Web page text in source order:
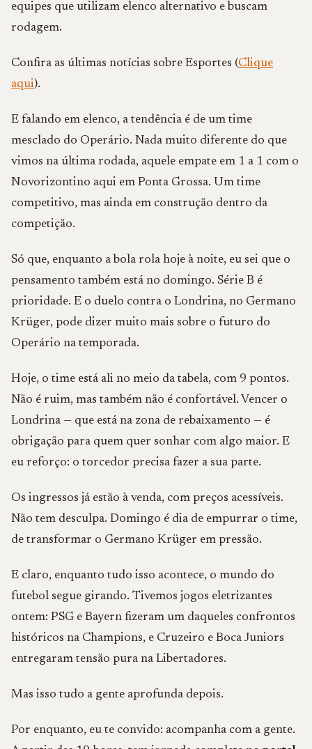
equipes que utilizam elenco alternativo e buscam
rodagem.
Confira as últimas notícias sobre Esportes (Clique
aqui).
E falando em elenco, a tendência é de um time
mesclado do Operário. Nada muito diferente do que
vimos na última rodada, aquele empate em 1 a 1 com o
Novorizontino aqui em Ponta Grossa. Um time
competitivo, mas ainda em construção dentro da
competição.
Só que, enquanto a bola rola hoje à noite, eu sei que o
pensamento também está no domingo. Série B é
prioridade. E o duelo contra o Londrina, no Germano
Krüger, pode dizer muito mais sobre o futuro do
Operário na temporada.
Hoje, o time está ali no meio da tabela, com 9 pontos.
Não é ruim, mas também não é confortável. Vencer o
Londrina — que está na zona de rebaixamento — é
obrigação para quem quer sonhar com algo maior. E
eu reforço: o torcedor precisa fazer a sua parte.
Os ingressos já estão à venda, com preços acessíveis.
Não tem desculpa. Domingo é dia de empurrar o time,
de transformar o Germano Krüger em pressão.
E claro, enquanto tudo isso acontece, o mundo do
futebol segue girando. Tivemos jogos eletrizantes
ontem: PSG e Bayern fizeram um daqueles confrontos
históricos na Champions, e Cruzeiro e Boca Juniors
entregaram tensão pura na Libertadores.
Mas isso tudo a gente aprofunda depois.
Por enquanto, eu te convido: acompanha com a gente.